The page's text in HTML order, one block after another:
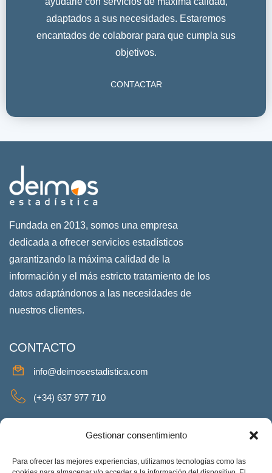
Gestionar consentimiento
Para ofrecer las mejores experiencias, utilizamos tecnologías como las
adaptados a sus necesidades. Estaremos
encantados de colaborar para que cumpla sus
objetivos.
CONTACTAR
Fundada en 2013, somos una empresa
dedicada a ofrecer servicios estadísticos
garantizando la máxima calidad de la
información y el más estricto tratamiento de los
datos adaptándonos a las necesidades de
nuestros clientes.
CONTACTO
info@deimosestadistica.com
(+34) 637 977 710